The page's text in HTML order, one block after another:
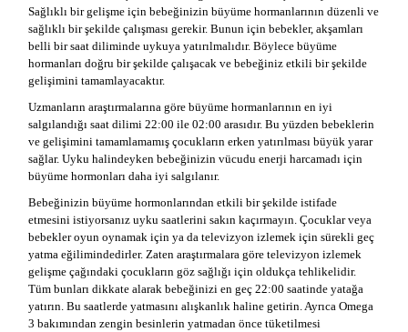
Sağlıklı bir gelişme için bebeğinizin büyüme hormanlarının düzenli ve
sağlıklı bir şekilde çalışması gerekir. Bunun için bebekler, akşamları
belli bir saat diliminde uykuya yatırılmalıdır. Böylece büyüme
hormanları doğru bir şekilde çalışacak ve bebeğiniz etkili bir şekilde
gelişimini tamamlayacaktır.
Uzmanların araştırmalarına göre büyüme hormanlarının en iyi
salgılandığı saat dilimi 22:00 ile 02:00 arasıdır. Bu yüzden bebeklerin
ve gelişimini tamamlamamış çocukların erken yatırılması büyük yarar
sağlar. Uyku halindeyken bebeğinizin vücudu enerji harcamadı için
büyüme hormonları daha iyi salgılanır.
Bebeğinizin büyüme hormonlarından etkili bir şekilde istifade
etmesini istiyorsanız uyku saatlerini sakın kaçırmayın. Çocuklar veya
bebekler oyun oynamak için ya da televizyon izlemek için sürekli geç
yatma eğilimindedirler. Zaten araştırmalara göre televizyon izlemek
gelişme çağındaki çocukların göz sağlığı için oldukça tehlikelidir.
Tüm bunları dikkate alarak bebeğinizi en geç 22:00 saatinde yatağa
yatırın. Bu saatlerde yatmasını alışkanlık haline getirin. Ayrıca Omega
3 bakımından zengin besinlerin yatmadan önce tüketilmesi